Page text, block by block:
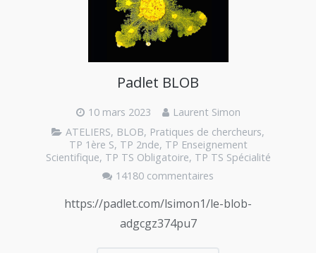
Ce que vous êtes devenus
Padlet BLOB
10 mars 2023
Laurent Simon
ATELIERS, BLOB, Pratiques de chercheurs,
TP 1ère S, TP 2nde, TP Enseignement
Scientifique, TP TS Obligatoire, TP TS Spécialité
14180 commentaires
https://padlet.com/lsimon1/le-blob-
adgcgz374pu7